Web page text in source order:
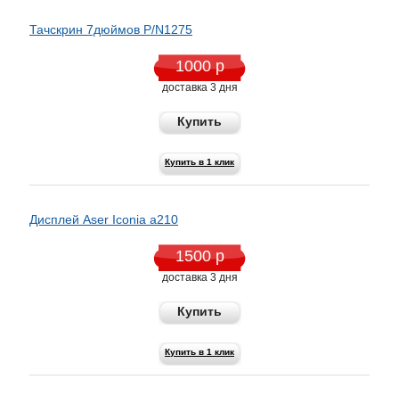
Тачскрин 7дюймов P/N1275
1000 р
доставка 3 дня
Купить
Купить в 1 клик
Дисплей Aser Iconia a210
1500 р
доставка 3 дня
Купить
Купить в 1 клик